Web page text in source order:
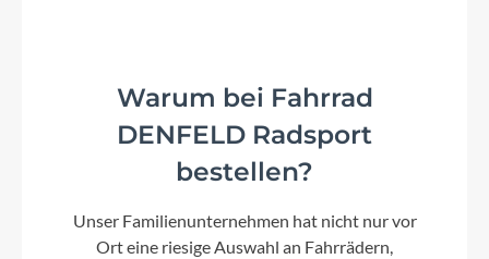
15mm (S/M), Width: 780mm, Rise: 30mm (L/XL),
Ø: 31.8mm
Farbe
Warum bei Fahrrad
DENFELD Radsport
bestellen?
Unser Familienunternehmen hat nicht nur vor
Ort eine riesige Auswahl an Fahrrädern,